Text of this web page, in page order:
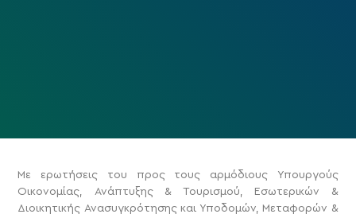
Με ερωτήσεις του προς τους αρμόδιους Υπουργούς
Οικονομίας, Ανάπτυξης & Τουρισμού, Εσωτερικών &
Διοικητικής Ανασυγκρότησης και Υποδομών, Μεταφορών &